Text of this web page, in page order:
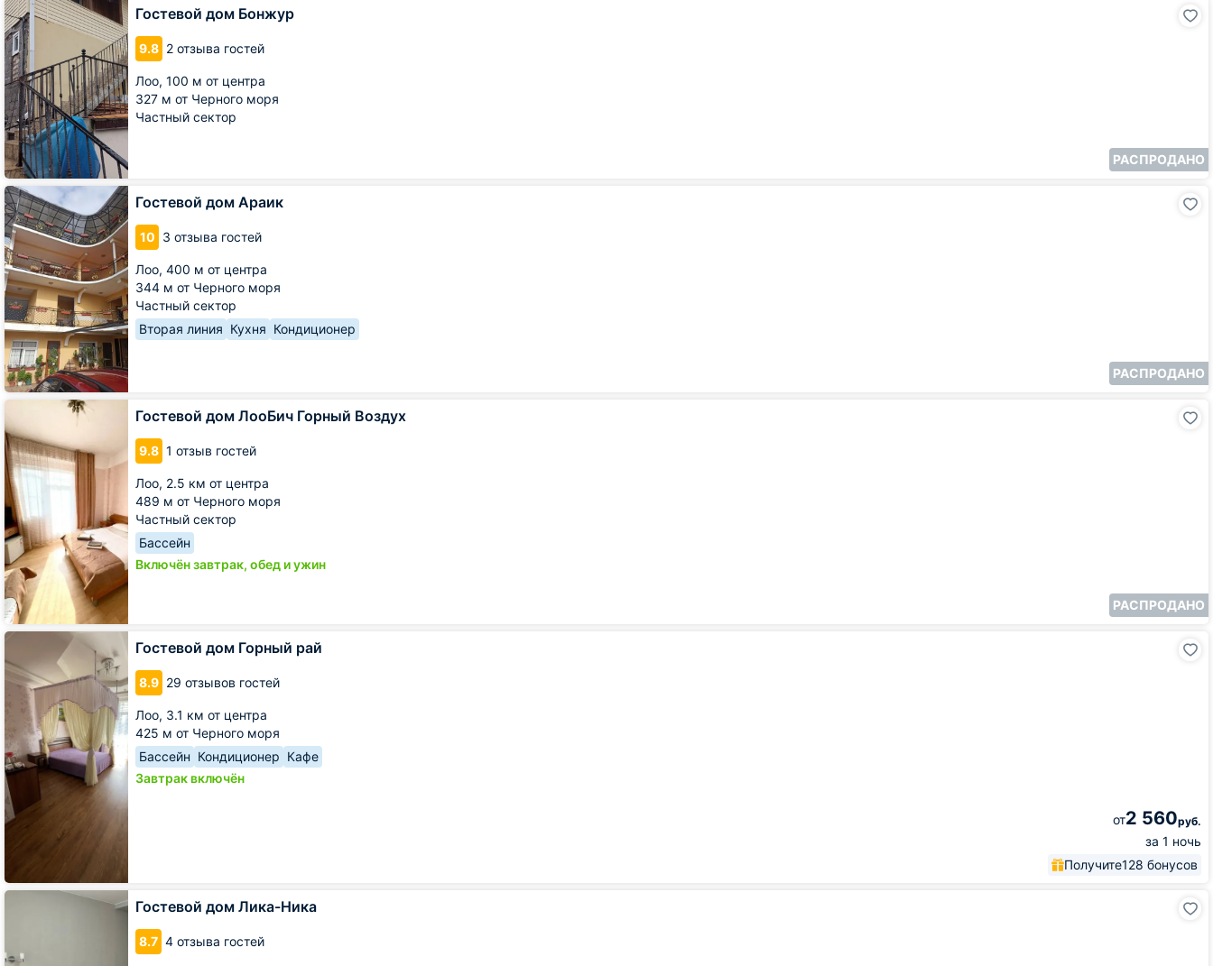
Гостевой дом Бонжур
9.8 2 отзыва гостей
Лоо, 100 м от центра
327 м от Черного моря
Частный сектор
РАСПРОДАНО
Гостевой
дом
Бонжур
Гостевой дом Араик
10 3 отзыва гостей
Лоо, 400 м от центра
344 м от Черного моря
Частный сектор
Вторая линия Кухня Кондиционер
РАСПРОДАНО
Гостевой
дом
Араик
Гостевой дом ЛооБич Горный Воздух
9.8 1 отзыв гостей
Лоо, 2.5 км от центра
489 м от Черного моря
Частный сектор
Бассейн
Включён завтрак, обед и ужин
РАСПРОДАНО
Гостевой
дом
ЛооБич
Горный
Воздух
Гостевой дом Горный рай
8.9 29 отзывов гостей
Лоо, 3.1 км от центра
425 м от Черного моря
Бассейн Кондиционер Кафе
Завтрак включён
от2 560руб.
за 1 ночь
Получите128 бонусов
Гостевой
Горный
рай
Гостевой дом Лика-Ника
8.7 4 отзыва гостей
Гостевой